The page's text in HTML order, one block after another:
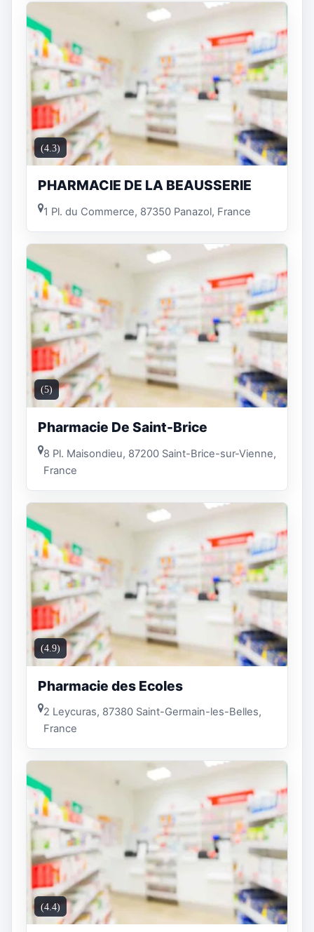
(4.3)
PHARMACIE DE LA BEAUSSERIE
1 Pl. du Commerce, 87350 Panazol, France
(5)
Pharmacie De Saint-Brice
8 Pl. Maisondieu, 87200 Saint-Brice-sur-Vienne,
France
(4.9)
Pharmacie des Ecoles
2 Leycuras, 87380 Saint-Germain-les-Belles,
France
(4.4)